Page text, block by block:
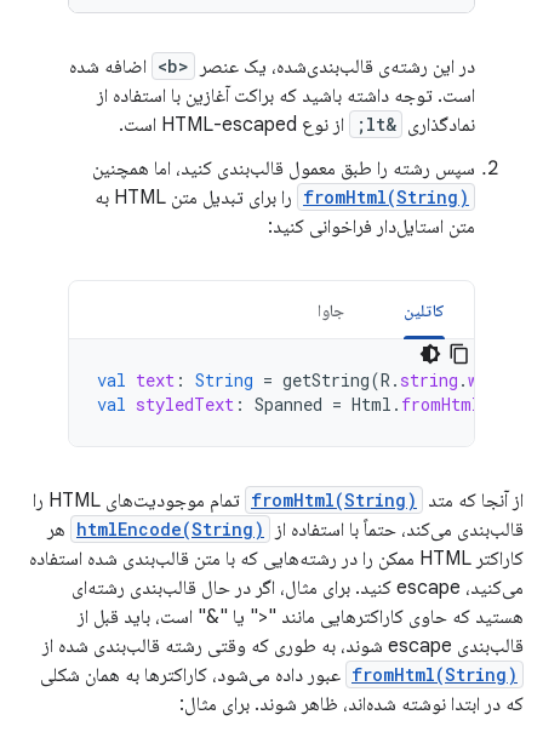
در این رشته‌ی قالب‌بندی‌شده، یک عنصر <b>
اضافه شده
است. توجه داشته باشید که براکت آغازین با استفاده از
نمادگذاری &lt;
از نوع HTML-escaped است.
سپس رشته را طبق معمول قالب‌بندی کنید، اما همچنین
fromHtml(String)
را برای تبدیل متن HTML به
متن استایل‌دار فراخوانی کنید:
کاتلین جاوا
val text : String = getString(R . string .
val styledText : Spanned = Html . fromHtml
از آنجا که متد fromHtml(String)
تمام موجودیت‌های HTML را
قالب‌بندی می‌کند، حتماً با استفاده از
htmlEncode(String) هر
کاراکتر HTML ممکن را در رشته‌هایی که با متن قالب‌بندی شده استفاده
می‌کنید، escape کنید. برای مثال، اگر در حال قالب‌بندی رشته‌ای
هستید که حاوی کاراکترهایی مانند "<" یا "&" است، باید قبل از
قالب‌بندی escape شوند، به طوری که وقتی رشته قالب‌بندی شده از
fromHtml(String) عبور داده می‌شود، کاراکترها به همان شکلی
که در ابتدا نوشته شده‌اند، ظاهر شوند. برای مثال: